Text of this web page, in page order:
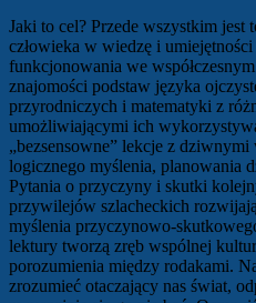
Jaki to cel? Przede wszystkim jest
człowieka w wiedzę i
funkcjonowania we
znajomości podstaw języka
przyrodniczych i matematyki z
umożliwiającymi ich
„bezsensowne” lekcje z
logicznego myślenia, planowania
Pytania o przyczyny i skutki
przywilejów szlacheckich
myślenia przyczynowo-
lektury tworzą zręb wspólnej
porozumienia między rodakami.
zrozumieć otaczający nas świat,